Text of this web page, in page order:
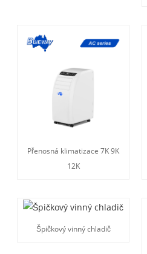
Přenosná klimatizace 7K 9K
12K
Špičkový vinný chladič